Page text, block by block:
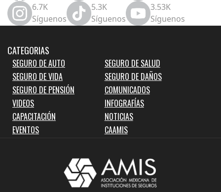
6.7K
Síguenos
5.3K
Síguenos
3.53K
Síguenos
CATEGORIAS
SEGURO DE AUTO
SEGURO DE SALUD
SEGURO DE VIDA
SEGURO DE DAÑOS
SEGURO DE PENSIÓN
COMUNICADOS
VIDEOS
INFOGRAFÍAS
CAPACITACIÓN
NOTICIAS
EVENTOS
CAAMIS